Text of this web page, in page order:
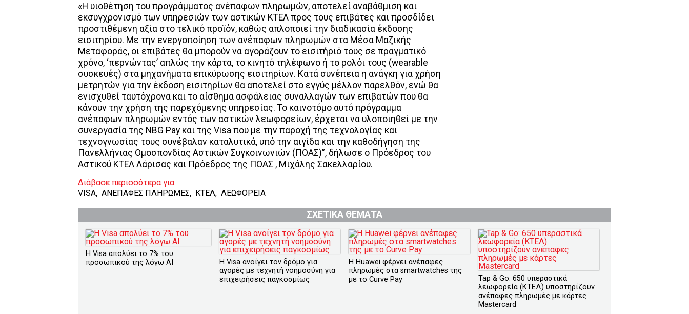
«Η υιοθέτηση του προγράμματος ανέπαφων πληρωμών, αποτελεί αναβάθμιση και
εκσυγχρονισμό των υπηρεσιών των αστικών ΚΤΕΛ προς τους επιβάτες και προσδίδει
προστιθέμενη αξία στο τελικό προϊόν, καθώς απλοποιεί την διαδικασία έκδοσης
εισιτηρίου. Με την ενεργοποίηση των ανέπαφων πληρωμών στα Μέσα Μαζικής
Μεταφοράς, οι επιβάτες θα μπορούν να αγοράζουν το εισιτήριό τους σε πραγματικό
χρόνο, ‘περνώντας’ απλώς την κάρτα, το κινητό τηλέφωνο ή τo ρολόι τους (wearable
συσκευές) στα μηχανήματα επικύρωσης εισιτηρίων. Κατά συνέπεια η ανάγκη για χρήση
μετρητών για την έκδοση εισιτηρίων θα αποτελεί στο εγγύς μέλλον παρελθόν, ενώ θα
ενισχυθεί ταυτόχρονα και το αίσθημα ασφάλειας συναλλαγών των επιβατών που θα
κάνουν την χρήση της παρεχόμενης υπηρεσίας. Το καινοτόμο αυτό πρόγραμμα
ανέπαφων πληρωμών εντός των αστικών λεωφορείων, έρχεται να υλοποιηθεί με την
συνεργασία της NBG Pay και της Visa που με την παροχή της τεχνολογίας και
τεχνογνωσίας τους συνέβαλαν καταλυτικά, υπό την αιγίδα και την καθοδήγηση της
Πανελλήνιας Ομοσπονδίας Αστικών Συγκοινωνιών (ΠΟΑΣ)”, δήλωσε ο Πρόεδρος του
Αστικού ΚΤΕΛ Λάρισας και Πρόεδρος της ΠΟΑΣ , Μιχάλης Σακελλαρίου.
Διάβασε περισσότερα για:
VISA, ΑΝΕΠΑΦΕΣ ΠΛΗΡΩΜΕΣ, ΚΤΕΛ, ΛΕΩΦΟΡΕΙΑ
ΣΧΕΤΙΚΑ ΘΕΜΑΤΑ
H Visa απολύει το 7% του
προσωπικού της λόγω ΑΙ
Η Visa ανοίγει τον δρόμο για
αγορές με τεχνητή νοημοσύνη για
επιχειρήσεις παγκοσμίως
Η Huawei φέρνει ανέπαφες
πληρωμές στα smartwatches της
με το Curve Pay
Tap & Go: 650 υπεραστικά
λεωφορεία (ΚΤΕΛ) υποστηρίζουν
ανέπαφες πληρωμές με κάρτες
Mastercard